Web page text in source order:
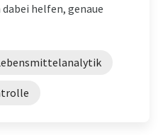
helfen, genaue